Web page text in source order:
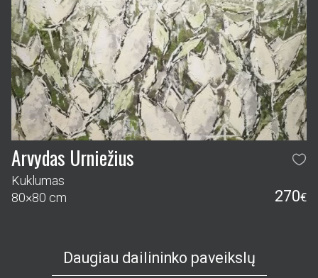
Arvydas Urniežius
Kuklumas
80×80 cm
270€
Daugiau dailininko paveikslų